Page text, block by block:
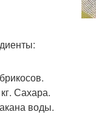
Сахара.
воды.